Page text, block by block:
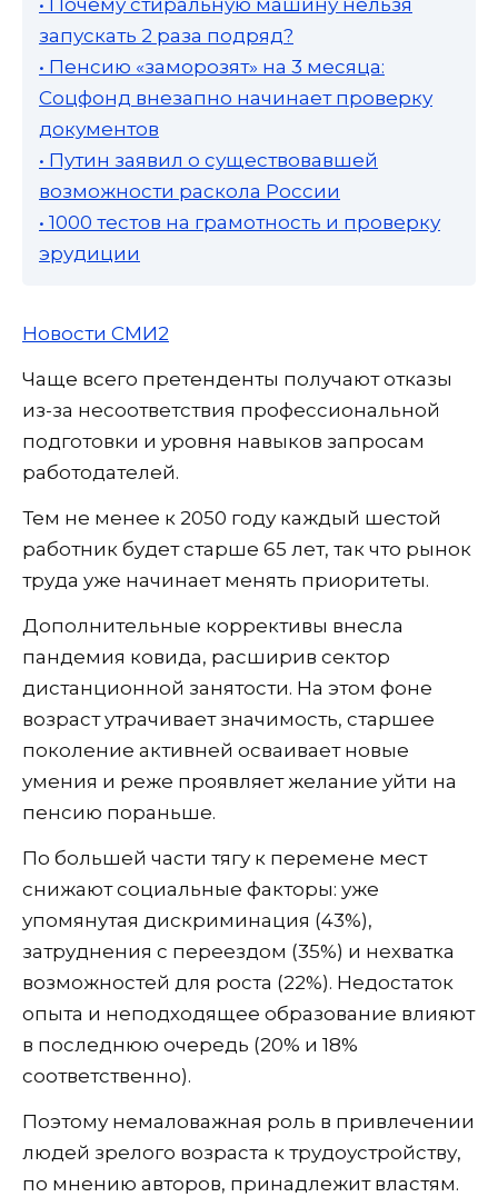
• Почему стиральную машину нельзя
запускать 2 раза подряд?
• Пенсию «заморозят» на 3 месяца:
Соцфонд внезапно начинает проверку
документов
• Путин заявил о существовавшей
возможности раскола России
• 1000 тестов на грамотность и проверку
эрудиции
Новости СМИ2
Чаще всего претенденты получают отказы
из-за несоответствия профессиональной
подготовки и уровня навыков запросам
работодателей.
Тем не менее к 2050 году каждый шестой
работник будет старше 65 лет, так что рынок
труда уже начинает менять приоритеты.
Дополнительные коррективы внесла
пандемия ковида, расширив сектор
дистанционной занятости. На этом фоне
возраст утрачивает значимость, старшее
поколение активней осваивает новые
умения и реже проявляет желание уйти на
пенсию пораньше.
По большей части тягу к перемене мест
снижают социальные факторы: уже
упомянутая дискриминация (43%),
затруднения с переездом (35%) и нехватка
возможностей для роста (22%). Недостаток
опыта и неподходящее образование влияют
в последнюю очередь (20% и 18%
соответственно).
Поэтому немаловажная роль в привлечении
людей зрелого возраста к трудоустройству,
по мнению авторов, принадлежит властям.